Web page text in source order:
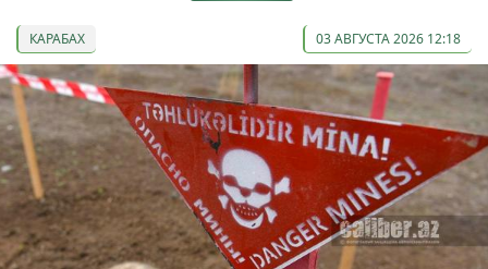
КАРАБАХ 03 АВГУСТА 2026 12:18